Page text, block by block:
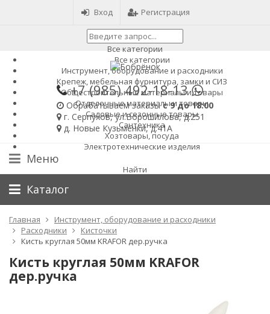
Вход Регистрация
Все категории
Все категории
Инструмент, оборудование и расходники
Крепеж, мебельная фурнитура, замки и СИЗ
Общестроительные материалы и товары
Отделочные материалы и товары
Садовые и сезонные товары
Сантехника
Хозтовары, посуда
Электротехнические изделия
Найти
+7 (985)492-18-13
Обрабатываем заказыс 9 до 18:00
г. Серпухов, ул.Ворошилова, д.251
д. Новые Кузьменки, д.41А
Меню
Каталог
Главная
Инструмент, оборудование и расходники
Расходники
Кисточки
Кисть круглая 50мм KRAFOR дер.ручка
Кисть круглая 50мм KRAFOR
дер.ручка